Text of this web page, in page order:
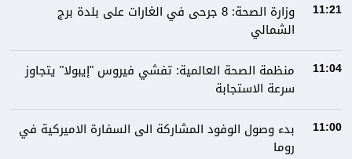
11:21
وزارة الصحة: 8 جرحى في الغارات على بلدة برج
الشمالي
11:04
منظمة الصحة العالمية: تفشي فيروس "إيبولا" يتجاوز
سرعة الاستجابة
11:00
بدء وصول الوفود المشاركة الى السفارة الاميركية في
روما